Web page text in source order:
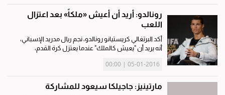
رونالدو: أريد أن أعيش «ملكاً» بعد اعتزال
اللعب
أكد البرتغالي كريستيانو رونالدو، نجم ريال مدريد الإسباني،
أنه يريد أن "يعيش كالملك" عندما يعتزل كرة القدم،
نشرتها صحيفة "إل موندو" الإسبانية امس الاول، "تكوين
05-01-2016 | 00:00
مارتينيز: جاجيلكا سيعود للمشاركة